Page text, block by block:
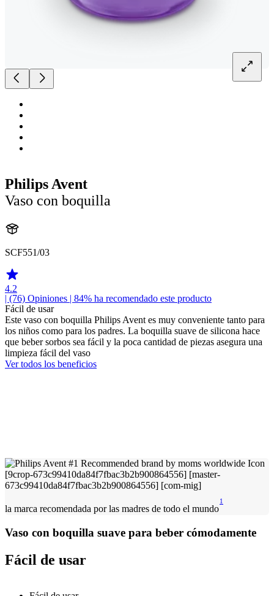
Philips Avent
Vaso con boquilla
SCF551/03
4.2
| (76) Opiniones | 84% ha recomendado este producto
Fácil de usar
Este vaso con boquilla Philips Avent es muy conveniente tanto para
los niños como para los padres. La boquilla suave de silicona hace
que beber sorbos sea fácil y la poca cantidad de piezas asegura una
limpieza fácil del vaso
Ver todos los beneficios
la marca recomendada por las madres de todo el mundo
1
Vaso con boquilla suave para beber cómodamente
Fácil de usar